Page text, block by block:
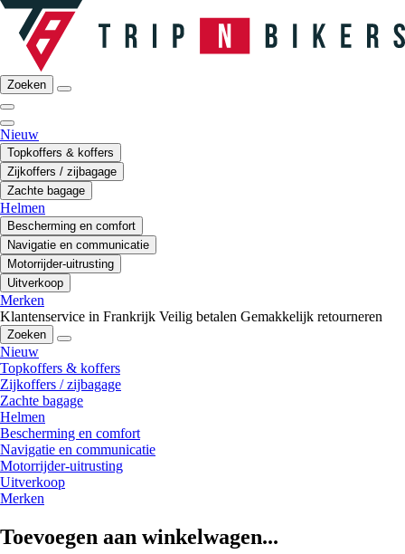
Zoeken
Nieuw
Topkoffers & koffers
Zijkoffers / zijbagage
Zachte bagage
Helmen
Bescherming en comfort
Navigatie en communicatie
Motorrijder-uitrusting
Uitverkoop
Merken
Klantenservice in Frankrijk Veilig betalen Gemakkelijk retourneren
Zoeken
Nieuw
Topkoffers & koffers
Zijkoffers / zijbagage
Zachte bagage
Helmen
Bescherming en comfort
Navigatie en communicatie
Motorrijder-uitrusting
Uitverkoop
Merken
Toevoegen aan winkelwagen...